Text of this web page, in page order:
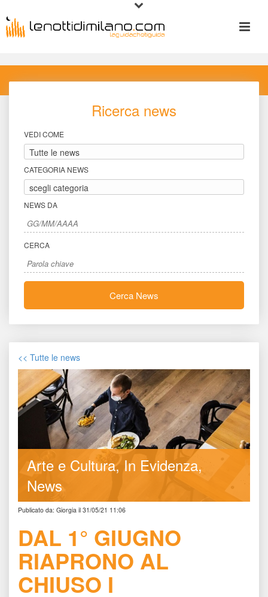
Ricerca new
VEDI COME
CATEGORIA NEWS
NEWS DA
CERCA
Cerca New
<< Tutte le new
Arte e Cultura In Evidenza
New
Publicato da: Giorgia il 31/05/21 11:06
DAL 1° GIUGNO
RIAPRONO AL
CHIUSO I